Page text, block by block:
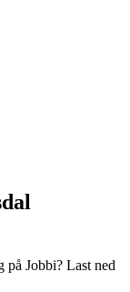
Jobbi? Last ned